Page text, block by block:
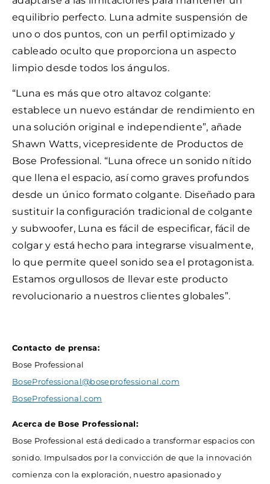
equilibrio perfecto. Luna admite suspensión de
uno o dos puntos, con un perfil optimizado y
cableado oculto que proporciona un aspecto
limpio desde todos los ángulos.
“Luna es más que otro altavoz colgante:
establece un nuevo estándar de rendimiento en
una solución original e independiente”, añade
Shawn Watts, vicepresidente de Productos de
Bose Professional. “Luna ofrece un sonido nítido
que llena el espacio, así como graves profundos
desde un único formato colgante. Diseñado para
sustituir la configuración tradicional de colgante
y subwoofer, Luna es fácil de especificar, fácil de
colgar y está hecho para integrarse visualmente,
lo que permite queel sonido sea el protagonista.
Estamos orgullosos de llevar este producto
revolucionario a nuestros clientes globales”.
Contacto de prensa:
Bose Professional
BoseProfessional@boseprofessional.com
BoseProfessional.com
Acerca de Bose Professional:
Bose Professional está dedicado a transformar espacios con
sonido. Impulsados por la convicción de que la innovación
comienza con la exploración, nuestro apasionado y